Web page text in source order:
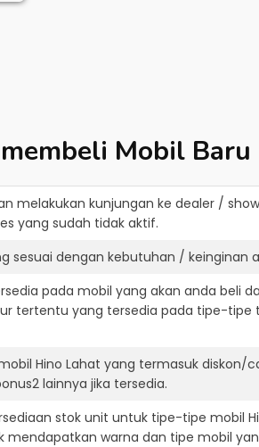
Mobil Baru
melakukan kunjungan ke dealer /
yang sudah tidak aktif.
sesuai dengan kebutuhan /
pada mobil yang akan anda beli
tertentu yang tersedia pada tipe-
Hino Lahat yang termasuk
lainnya jika tersedia.
stok unit untuk tipe-tipe mobil
mendapatkan warna dan tipe mobil